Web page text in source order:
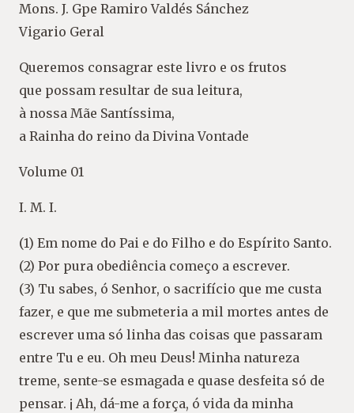
Mons. J. Gpe Ramiro Valdés Sánchez
Vigario Geral
Queremos consagrar este livro e os frutos
que possam resultar de sua leitura,
à nossa Mãe Santíssima,
a Rainha do reino da Divina Vontade
Volume 01
I. M. I.
(1) Em nome do Pai e do Filho e do Espírito Santo.
(2) Por pura obediência começo a escrever.
(3) Tu sabes, ó Senhor, o sacrifício que me custa
fazer, e que me submeteria a mil mortes antes de
escrever uma só linha das coisas que passaram
entre Tu e eu. Oh meu Deus! Minha natureza
treme, sente-se esmagada e quase desfeita só de
pensar. ¡ Ah, dá-me a força, ó vida da minha